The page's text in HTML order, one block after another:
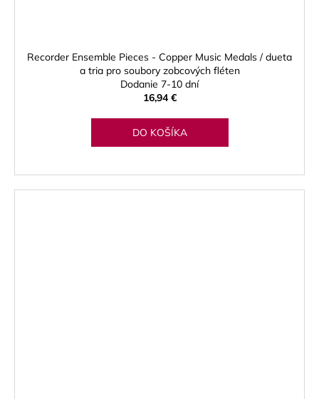
Recorder Ensemble Pieces - Copper Music Medals / dueta
a tria pro soubory zobcových fléten
Dodanie 7-10 dní
16,94 €
DO KOŠÍKA